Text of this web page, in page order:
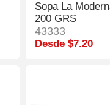
Sopa La
200 GRS
43333
Desde $7.20